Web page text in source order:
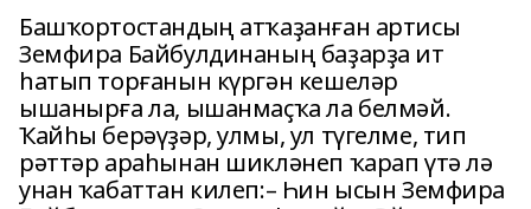
Башҡортостандың атҡаҙанған артисы
Земфира Байбулдинаның баҙарҙа ит
һатып торғанын күргән кешеләр
ышанырға ла, ышанмаҫҡа ла белмәй.
Ҡайһы берәүҙәр, улмы, ул түгелме, тип
рәттәр араһынан шикләнеп ҡарап үтә лә
унан ҡабаттан килеп:– Һин ысын Земфира